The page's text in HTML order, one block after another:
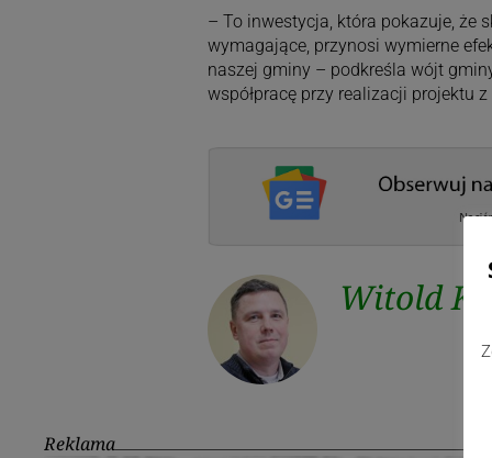
– To inwestycja, która pokazuje, że
wymagające, przynosi wymierne
naszej gminy – podkreśla wójt
współpracę przy realizacji projektu
Witold
Reklama